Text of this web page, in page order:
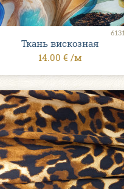
6131
Ткань вискозная
14.00 € /м